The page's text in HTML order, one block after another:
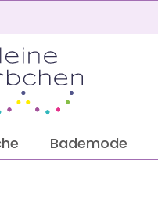
Bademode